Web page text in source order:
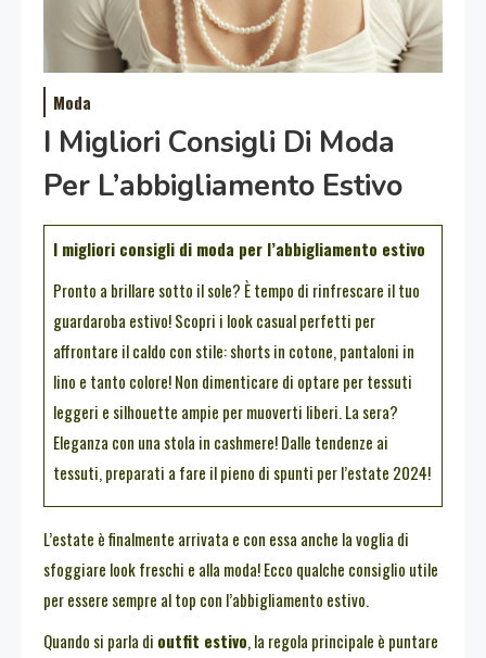
Moda
I Migliori Consigli Di Moda
Per L’abbigliamento Estivo
I migliori consigli di moda per l’abbigliamento estivo
Pronto a brillare sotto il sole? È tempo di rinfrescare il tuo
guardaroba estivo! Scopri i look casual perfetti per
affrontare il caldo con stile: shorts in cotone, pantaloni in
lino e tanto colore! Non dimenticare di optare per tessuti
leggeri e silhouette ampie per muoverti liberi. La sera?
Eleganza con una stola in cashmere! Dalle tendenze ai
tessuti, preparati a fare il pieno di spunti per l’estate 2024!
L’estate è finalmente arrivata e con essa anche la voglia di
sfoggiare look freschi e alla moda! Ecco qualche consiglio utile
per essere sempre al top con l’abbigliamento estivo.
Quando si parla di outfit estivo, la regola principale è puntare